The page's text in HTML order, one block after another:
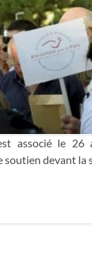
associé le
soutien devant la